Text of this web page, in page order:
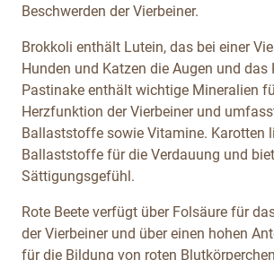
Beschwerden der Vierbeiner.
Brokkoli enthält Lutein, das bei einer
Hunden und Katzen die Augen und das
Pastinake enthält wichtige Mineralien
Herzfunktion der Vierbeiner und
Ballaststoffe sowie Vitamine. Karotten
Ballaststoffe für die Verdauung und
Sättigungsgefühl.
Rote Beete verfügt über Folsäure für
der Vierbeiner und über einen hohen
für die Bildung von roten